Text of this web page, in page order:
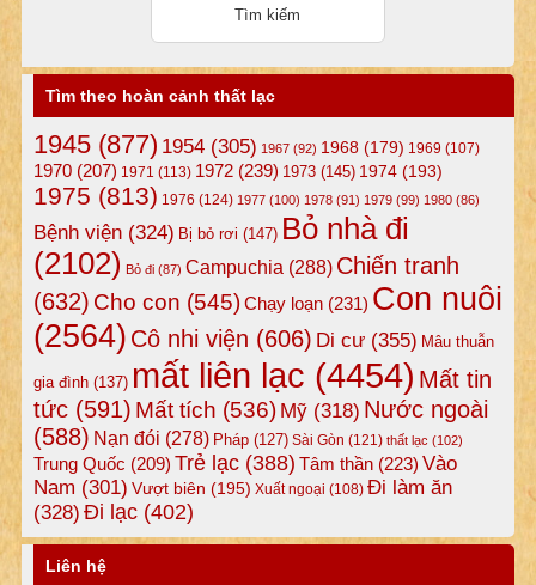
Tìm theo hoàn cảnh thất lạc
1945(877) 1954(305) 1967(92) 1968(179) 1969 (107)
1970(207) 1971 (113) 1972(239) 1973(145) 1974(193)
1975 (813) 1976 (124) 1977(100) 1978(91) 1979(99) 1980(86)
Bệnh viện(324) Bị bỏ rơi (147) Bỏ nhà đi
(2102) Bỏ đi(87) Campuchia (288) Chiến tranh
(632) Cho con (545)Chạy loạn(231) Con nuôi
(2564) Cô nhi viện (606) Di cư(355) Mâu thuẫn
gia đình(137) mất liên lạc (4454) Mất tin
tức(591) Mất tích (536) Mỹ(318) Nước ngoài
(588) Nạn đói (278) Pháp(127) Sài Gòn (121) thất lạc (102)
Trung Quốc (209) Trẻ lạc(388) Tâm thần(223) Vào
Nam (301) Vượt biên (195) Xuất ngoại (108) Đi làm ăn
(328) Đi lạc(402)
Liên hệ